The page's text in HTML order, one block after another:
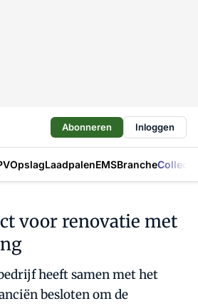
Abonneren Inloggen
OpslagLaadpalenEMSBranche
voor renovatie met
heeft samen met het
besloten om de